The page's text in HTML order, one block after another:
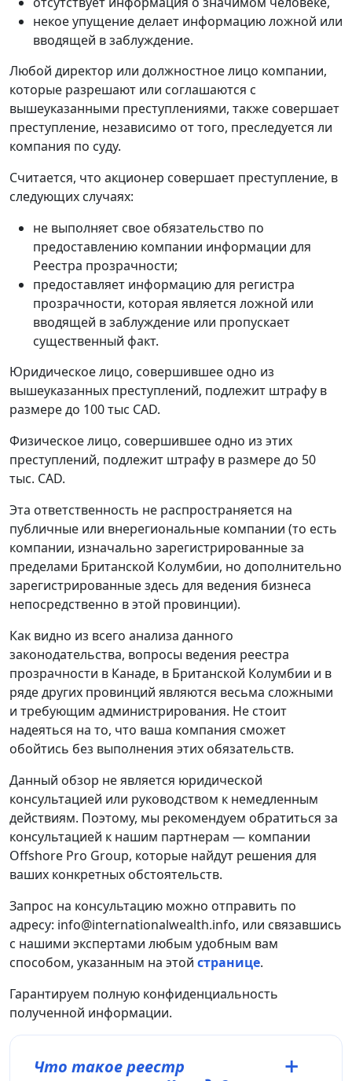
некое упущение делает информацию ложной или
вводящей в заблуждение.
Любой директор или должностное лицо компании,
которые разрешают или соглашаются с
вышеуказанными преступлениями, также совершает
преступление, независимо от того, преследуется ли
компания по суду.
Считается, что акционер совершает преступление, в
следующих случаях:
не выполняет свое обязательство по
предоставлению компании информации для
Реестра прозрачности;
предоставляет информацию для регистра
прозрачности, которая является ложной или
вводящей в заблуждение или пропускает
существенный факт.
Юридическое лицо, совершившее одно из
вышеуказанных преступлений, подлежит штрафу в
размере до 100 тыс CAD.
Физическое лицо, совершившее одно из этих
преступлений, подлежит штрафу в размере до 50
тыс. CAD.
Эта ответственность не распространяется на
публичные или внерегиональные компании (то есть
компании, изначально зарегистрированные за
пределами Британской Колумбии, но дополнительно
зарегистрированные здесь для ведения бизнеса
непосредственно в этой провинции).
Как видно из всего анализа данного
законодательства, вопросы ведения реестра
прозрачности в Канаде, в Британской Колумбии и в
ряде других провинций являются весьма сложными
и требующим администрирования. Не стоит
надеяться на то, что ваша компания сможет
обойтись без выполнения этих обязательств.
Данный обзор не является юридической
консультацией или руководством к немедленным
действиям. Поэтому, мы рекомендуем обратиться за
консультацией к нашим партнерам — компании
Offshore Pro Group, которые найдут решения для
ваших конкретных обстоятельств.
Запрос на консультацию можно отправить по
адресу: info@internationalwealth.info, или связавшись
с нашими экспертами любым удобным вам
способом, указанным на этой странице.
Гарантируем полную конфиденциальность
полученной информации.
Что такое реестр